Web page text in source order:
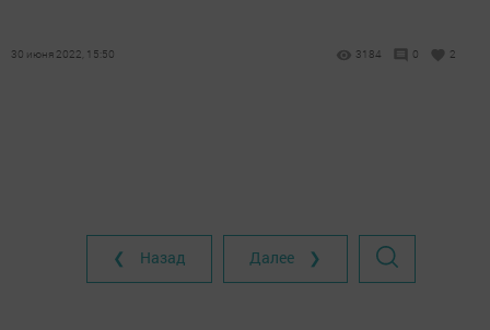
30 июня 2022, 15:50 3184 0 2
❮ Назад Далее ❯